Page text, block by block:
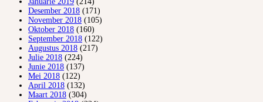
Desember 2018 (171)
November 2018 (105)
Oktober 2018 (160)
September 2018 (122)
Augustus 2018 (217)
Julie 2018 (224)
Junie 2018 (137)
Mei 2018 (122)
April 2018 (132)
Maart 2018 (304)